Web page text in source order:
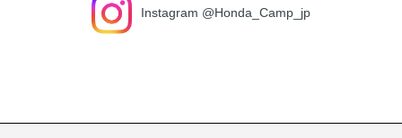
Instagram @Honda_Camp_jp